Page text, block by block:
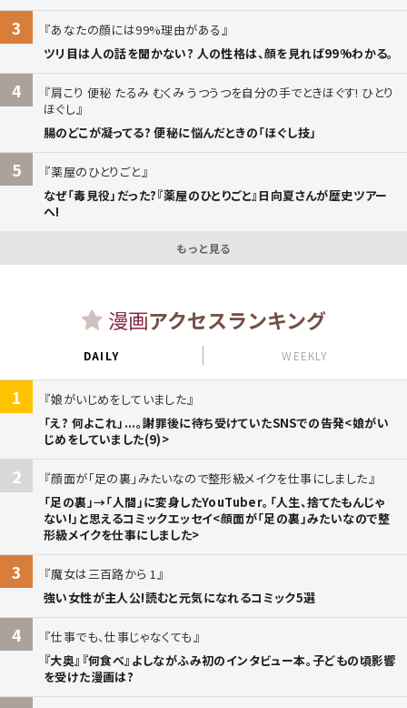
3
あなたの顔には99%理由がある
ツリ目は人の話を聞かない? 人の性格は、顔を見れば99%わかる。
4
肩こり 便秘 たるみ むくみ うつうつを自分の手でときほぐす! ひとり
ほぐし
腸のどこが凝ってる? 便秘に悩んだときの「ほぐし技」
5
薬屋のひとりごと
なぜ「毒見役」だった?『薬屋のひとりごと』日向夏さんが歴史ツアー
へ!
もっと見る
漫画アクセスランキング
DAILY WEEKLY
1
娘がいじめをしていました
「え? 何よこれ」...。謝罪後に待ち受けていたSNSでの告発<娘がい
じめをしていました(9)>
2
顔面が「足の裏」みたいなので整形級メイクを仕事にしました
「足の裏」→「人間」に変身したYouTuber。「人生、捨てたもんじゃ
ない!」と思えるコミックエッセイ<顔面が「足の裏」みたいなので整
形級メイクを仕事にしました>
3
魔女は三百路から 1
強い女性が主人公!読むと元気になれるコミック5選
4
仕事でも、仕事じゃなくても
『大奥』『何食べ』よしながふみ初のインタビュー本。子どもの頃影響
を受けた漫画は?